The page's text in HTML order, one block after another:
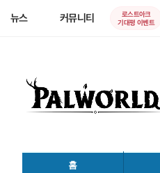
뉴스 커뮤니티
로스트아크
기대평 이벤트
홈